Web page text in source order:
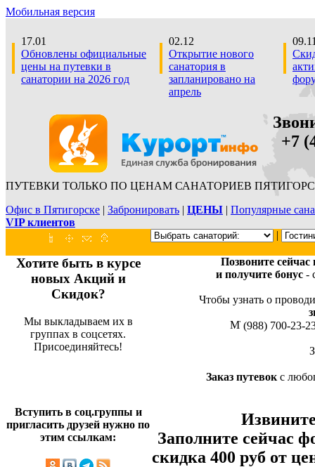
Мобильная версия
17.01
Обновлены официальные
цены на путевки в
санатории на 2026 год
02.12
Открытие нового
санатория в
запланировано на
апрель
+7
ПУТЕВКИ ТОЛЬКО ПО ЦЕНАМ САНАТОРИЕВ
Офис в Пятигорске | Забронировать | ЦЕНЫ | Популярные
VIP клиентов
|
Хотите быть в курсе
новых Акций и
Скидок?
Мы выкладываем их в
группах в соцсетях.
Присоединяйтесь!
Вступить в соц.группы и
пригласить друзей нужно по
этим ссылкам:
Позвоните
и получите бонус-
Чтобы узнать о
(988) 700-23-
Заказ путевок с
Заполните сейчас
скидка 400 руб от